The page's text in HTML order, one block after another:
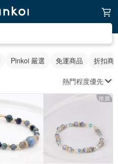
Pinkoi 嚴選 免運商品 折扣商
熱門程度優先
推廣